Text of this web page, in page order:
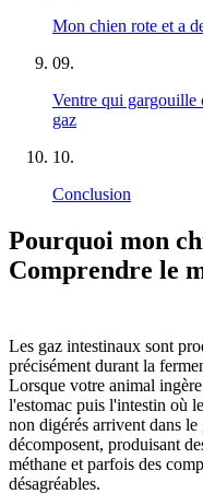
Mon chien rote et a
09.
Ventre qui gargouille
gaz
10.
Conclusion
Pourquoi mon
Comprendre le
Les gaz intestinaux sont
précisément durant la
Lorsque votre animal
l'estomac puis l'intestin où
non digérés arrivent dans
décomposent, produisant
méthane et parfois des
désagréables.